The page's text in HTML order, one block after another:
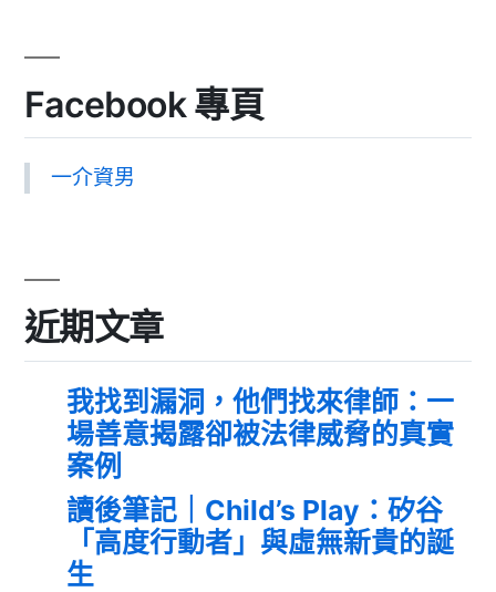
Facebook 專頁
一介資男
近期文章
我找到漏洞，他們找來律師：一
場善意揭露卻被法律威脅的真實
案例
讀後筆記｜Child’s Play：矽谷
「高度行動者」與虛無新貴的誕
生